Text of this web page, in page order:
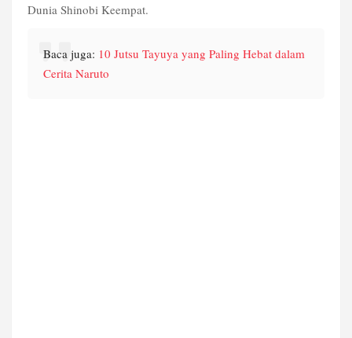
Dunia Shinobi Keempat.
Baca juga: 10 Jutsu Tayuya yang Paling Hebat dalam
Cerita Naruto